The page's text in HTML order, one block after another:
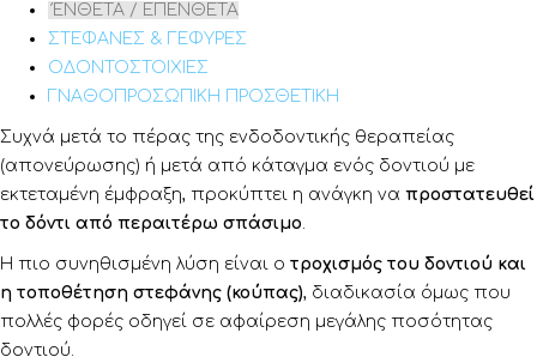
ΈΝΘΕΤΑ / ΕΠΕΝΘΕΤΑ
ΣΤΕΦΑΝΕΣ & ΓΕΦΥΡΕΣ
ΟΔΟΝΤΟΣΤΟΙΧΙΕΣ
ΓΝΑΘΟΠΡΟΣΩΠΙΚΗ ΠΡΟΣΘΕΤΙΚΗ
Συχνά μετά το πέρας της ενδοδοντικής θεραπείας
(απονεύρωσης) ή μετά από κάταγμα ενός δοντιού με
εκτεταμένη έμφραξη, προκύπτει η ανάγκη να προστατευθεί
το δόντι από περαιτέρω σπάσιμο.
Η πιο συνηθισμένη λύση είναι ο τροχισμός του δοντιού και
η τοποθέτηση στεφάνης (κούπας), διαδικασία όμως που
πολλές φορές οδηγεί σε αφαίρεση μεγάλης ποσότητας
δοντιού.